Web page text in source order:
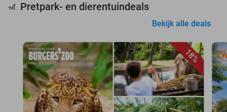
🎢 Pretpark- en dierentuindeals
Bekijk alle deals
18%